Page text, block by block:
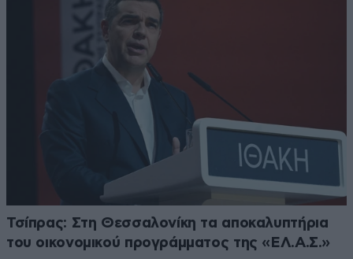
Τσίπρας: Στη Θεσσαλονίκη τα αποκαλυπτήρια
του οικονομικού προγράμματος της «ΕΛ.Α.Σ.»